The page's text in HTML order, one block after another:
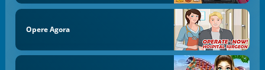
Opere Agora